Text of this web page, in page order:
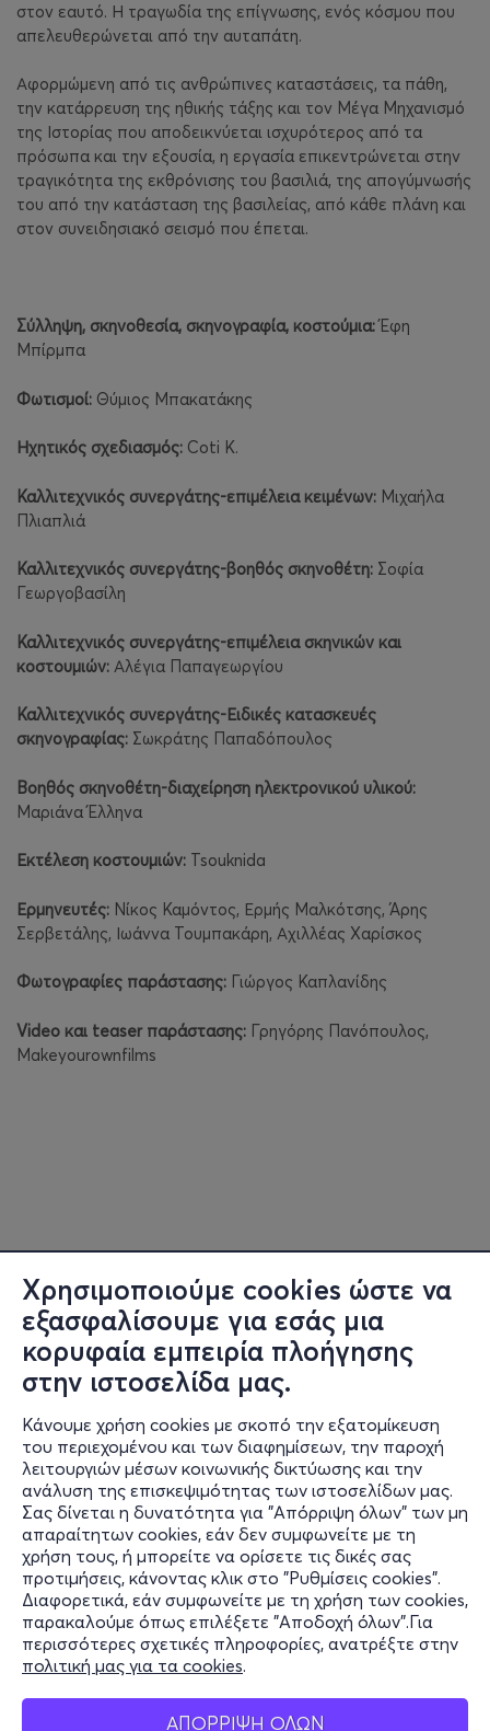
Χρησιμοποιούμε cookies ώστε να
εξασφαλίσουμε για εσάς μια
κορυφαία εμπειρία πλοήγησης
στην ιστοσελίδα μας.
Κάνουμε χρήση cookies με σκοπό την εξατομίκευση
του περιεχομένου και των διαφημίσεων, την παροχή
λειτουργιών μέσων κοινωνικής δικτύωσης και την
ανάλυση της επισκεψιμότητας των ιστοσελίδων μας.
Σας δίνεται η δυνατότητα για "Απόρριψη όλων" των μη
απαραίτητων cookies, εάν δεν συμφωνείτε με τη
χρήση τους, ή μπορείτε να ορίσετε τις δικές σας
προτιμήσεις, κάνοντας κλικ στο "Ρυθμίσεις cookies".
Διαφορετικά, εάν συμφωνείτε με τη χρήση των cookies,
παρακαλούμε όπως επιλέξετε "Αποδοχή όλων".Για
περισσότερες σχετικές πληροφορίες, ανατρέξτε στην
πολιτική μας για τα cookies.
ΑΠΟΡΡΙΨΗ ΟΛΩΝ
στον εαυτό. Η τραγωδία της επίγνωσης, ενός κόσμου που
απελευθερώνεται από την αυταπάτη.
Αφορμώμενη από τις ανθρώπινες καταστάσεις, τα πάθη,
την κατάρρευση της ηθικής τάξης και τον Μέγα Μηχανισμό
της Ιστορίας που αποδεικνύεται ισχυρότερος από τα
πρόσωπα και την εξουσία, η εργασία επικεντρώνεται στην
τραγικότητα της εκθρόνισης του βασιλιά, της απογύμνωσής
του από την κατάσταση της βασιλείας, από κάθε πλάνη και
στον συνειδησιακό σεισμό που έπεται.
Σύλληψη, σκηνοθεσία, σκηνογραφία, κοστούμια:Έφη
Μπίρμπα
Φωτισμοί: Θύμιος Μπακατάκης
Ηχητικός σχεδιασμός: Coti K.
Καλλιτεχνικός συνεργάτης-επιμέλεια κειμένων: Μιχαήλα
Πλιαπλιά
Καλλιτεχνικός συνεργάτης-βοηθός σκηνοθέτη: Σοφία
Γεωργοβασίλη
Καλλιτεχνικός συνεργάτης-επιμέλεια σκηνικών και
κοστουμιών: Αλέγια Παπαγεωργίου
Καλλιτεχνικός συνεργάτης-Ειδικές κατασκευές
σκηνογραφίας: Σωκράτης Παπαδόπουλος
Βοηθός σκηνοθέτη-διαχείρηση ηλεκτρονικού υλικού:
Μαριάνα Έλληνα
Εκτέλεση κοστουμιών: Tsouknida
Ερμηνευτές: Νίκος Καμόντος, Ερμής Μαλκότσης, Άρης
Σερβετάλης, Ιωάννα Τουμπακάρη, Αχιλλέας Χαρίσκος
Φωτογραφίες παράστασης: Γιώργος Καπλανίδης
Video και teaser παράστασης: Γρηγόρης Πανόπουλος,
Μakeyourownfilms
Πληροφορίες
Υποστήριξη
Stay Connected
Mobile app